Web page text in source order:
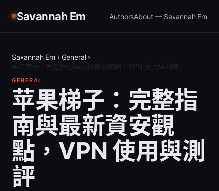
Savannah Em AuthorsAbout — Savannah Em
Savannah Em › General ›
GENERAL
苹果梯子：完整指
南與最新資安觀
點，VPN 使用與測
評